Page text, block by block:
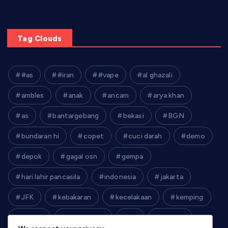
Tag Clouds
#as #iran #vape al ghazali
ambles anak ancam arya khan
as bantargebang bekasi BGN
bundaran hi copet cuci darah demo
depok gagal osn gempa
hari lahir pancasila indonesia jakarta
JFK kebakaran kecelakaan kemping
kereta kim jong un krl
lebaran